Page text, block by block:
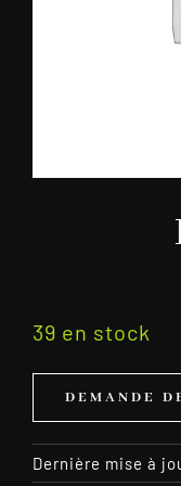
39 en stock
DEMANDE
Dernière mise à